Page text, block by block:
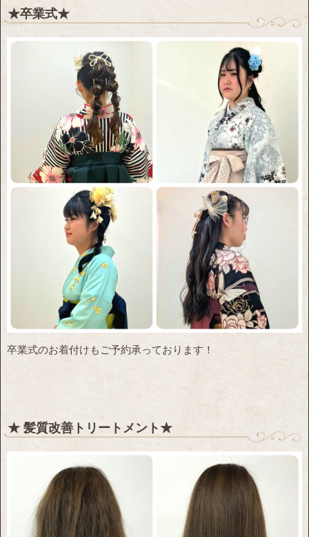
★卒業式★
卒業式のお着付けもご予約承っております！
★ 髪質改善トリートメント★